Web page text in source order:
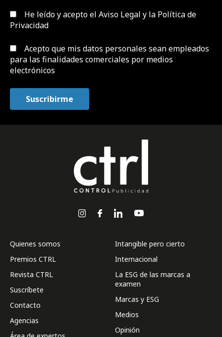
He leído y acepto el Aviso Legal y la Política de
Privacidad
Acepto que mis datos personales sean empleados
para las finalidades comerciales por medios
electrónicos
Quienes somos
Premios CTRL
Revista CTRL
Suscríbete
Contacto
Agencias
Intangible pero cierto
Internacional
La ESG de las marcas a
examen
Marcas y ESG
Medios
Opinión